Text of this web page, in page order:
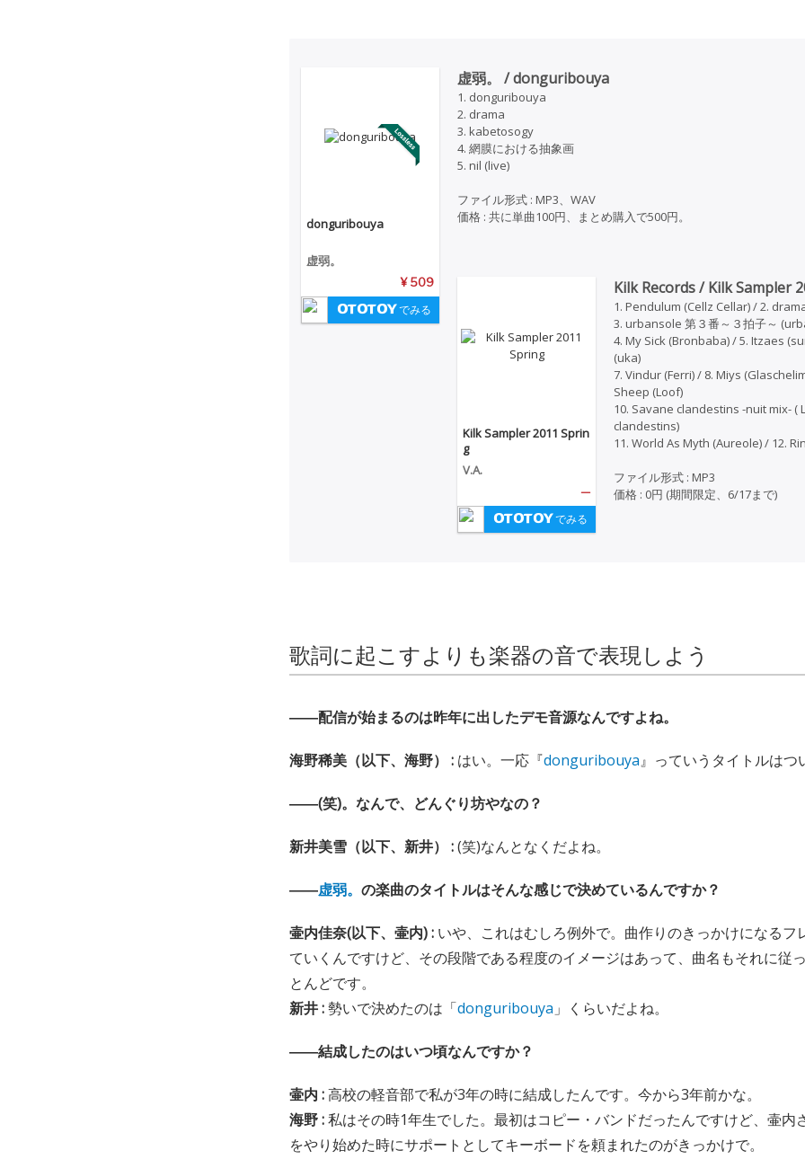
donguribouya
虚弱。
¥ 509
でみる
虚弱。 / donguribouya
1. donguribouya
2. drama
3. kabetosogy
4. 網膜における抽象画
5. nil (live)
ファイル形式 : MP3、WAV
価格 : 共に単曲100円、まとめ購入で500円。
Kilk Sampler 2011 Sprin
g
V.A.
—
でみる
Kilk Records / Kilk Sampler
1. Pendulum (Cellz Cellar) / 2.
3. urbansole 第３番～３拍子～
4. My Sick (Bronbaba) / 5. Itzaes
(uka)
7. Vindur (Ferri) / 8. Miys
Sheep (Loof)
10. Savane clandestins -nuit mix- (
clandestins)
11. World As Myth (Aureole) / 12.
ファイル形式 : MP3
価格 : 0円 (期間限定、6/17まで)
歌詞に起こすよりも楽器の音で表現しよう
――配信が始まるのは昨年に出したデモ音源なんですよね。
海野稀美（以下、海野） : はい。一応『donguribouya』っていうタイトルはつ
――(笑)。なんで、どんぐり坊やなの？
新井美雪（以下、新井） :(笑)なんとなくだよね。
――虚弱。 の楽曲のタイトルはそんな感じで決めているんですか？
壷内佳奈(以下、壷内) : いや、これはむしろ例外で。曲作りのきっかけになるフ
ていくんですけど、その段階である程度のイメージはあって、曲名もそれに従
とんどです。
新井 :勢いで決めたのは「donguribouya 」くらいだよね。
――結成したのはいつ頃なんですか？
壷内 :高校の軽音部で私が3年の時に結成したんです。今から3年前かな。
海野 :私はその時1年生でした。最初はコピー・バンドだったんですけど、壷内
をやり始めた時にサポートとしてキーボードを頼まれたのがきっかけで。